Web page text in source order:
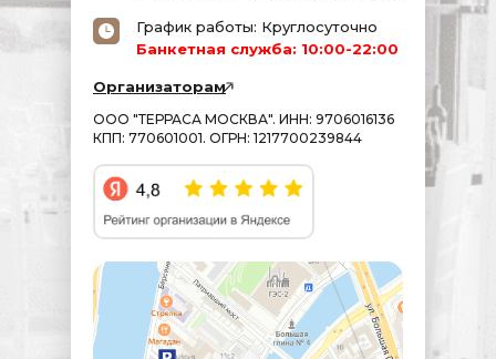
График работы: Круглосуточно
Банкетная служба: 10:00-22:00
Организаторам
ООО "ТЕРРАСА МОСКВА". ИНН: 9706016136
КПП: 770601001. ОГРН: 1217700239844